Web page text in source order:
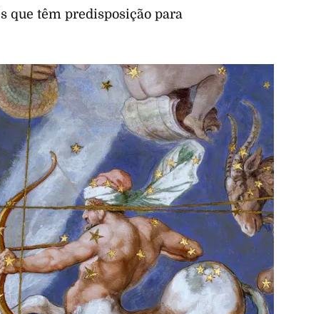
que têm predisposição para